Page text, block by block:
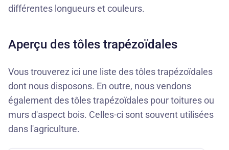
différentes longueurs et couleurs.
Aperçu des tôles trapézoïdales
Vous trouverez ici une liste des tôles trapézoïdales
dont nous disposons. En outre, nous vendons
également des tôles trapézoïdales pour toitures ou
murs d'aspect bois. Celles-ci sont souvent utilisées
dans l'agriculture.